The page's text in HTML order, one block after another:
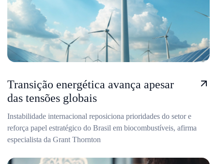
Transição energética avança apesar
das tensões globais
Instabilidade internacional reposiciona prioridades do setor e
reforça papel estratégico do Brasil em biocombustíveis, afirma
especialista da Grant Thornton